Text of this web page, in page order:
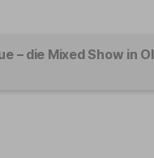
– die Mixed Show in